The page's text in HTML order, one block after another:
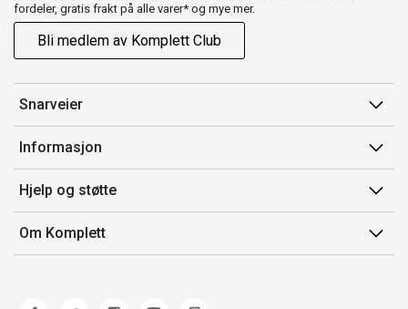
fordeler, gratis frakt på alle varer* og mye mer.
Bli medlem av Komplett Club
Snarveier
Min side
Ordreoversikt
Flex
Komplett Club
Informasjon
Salgsbetingelser
Medlemsvilkår for Komplett Club
Merker/produsent
Hjelp og støtte
Kontakt oss
Kundeservice
Om Komplett